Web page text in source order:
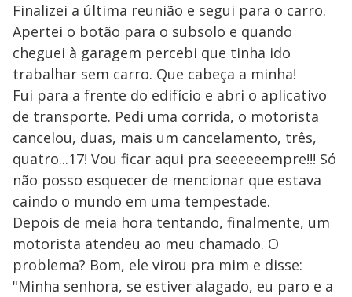
Finalizei a última reunião e segui para o carro.
Apertei o botão para o subsolo e quando
cheguei à garagem percebi que tinha ido
trabalhar sem carro. Que cabeça a minha!
Fui para a frente do edifício e abri o aplicativo
de transporte. Pedi uma corrida, o motorista
cancelou, duas, mais um cancelamento, três,
quatro...17! Vou ficar aqui pra seeeeeempre!!! Só
não posso esquecer de mencionar que estava
caindo o mundo em uma tempestade.
Depois de meia hora tentando, finalmente, um
motorista atendeu ao meu chamado. O
problema? Bom, ele virou pra mim e disse:
"Minha senhora, se estiver alagado, eu paro e a